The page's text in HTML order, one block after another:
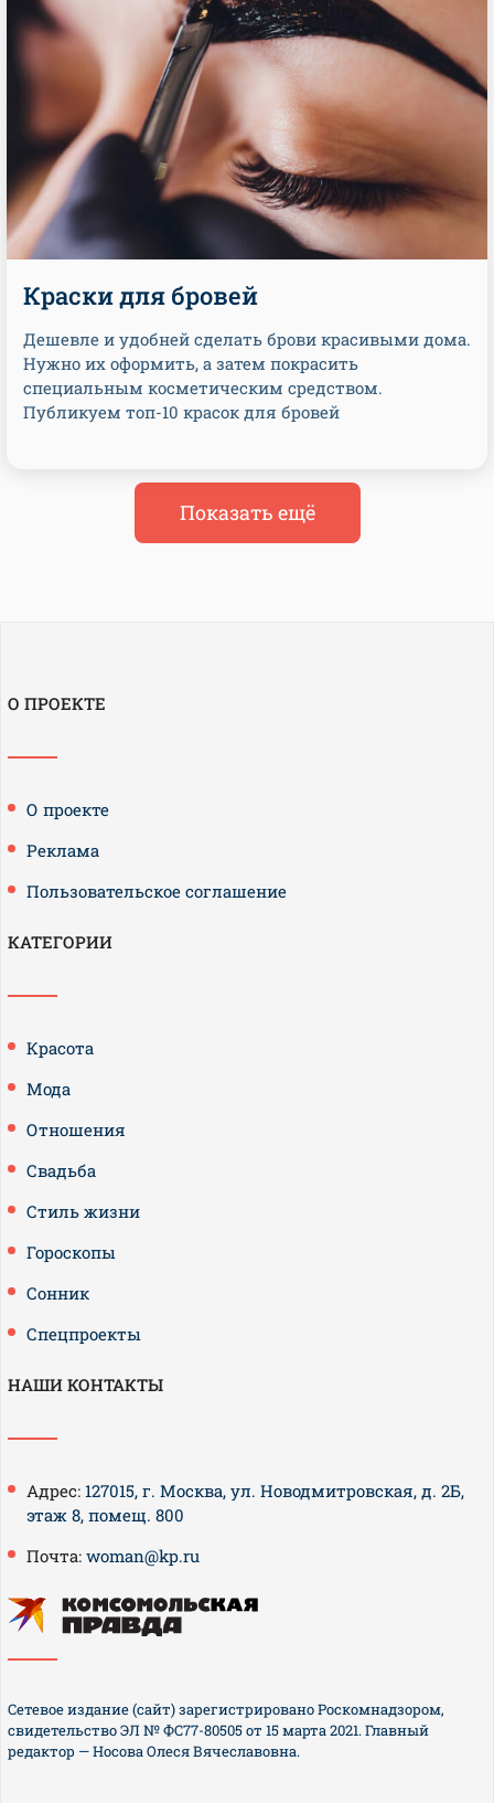
Краски для бровей
Дешевле и удобней сделать брови красивыми дома.
Нужно их оформить, а затем покрасить
специальным косметическим средством.
Публикуем топ-10 красок для бровей
Показать ещё
О ПРОЕКТЕ
О проекте
Реклама
Пользовательское соглашение
КАТЕГОРИИ
Красота
Мода
Отношения
Свадьба
Стиль жизни
Гороскопы
Сонник
Спецпроекты
НАШИ КОНТАКТЫ
Адрес: 127015, г. Москва, ул. Новодмитровская, д. 2Б,
этаж 8, помещ. 800
Почта: woman@kp.ru
Сетевое издание (сайт) зарегистрировано Роскомнадзором,
свидетельство ЭЛ № ФС77-80505 от 15 марта 2021. Главный
редактор — Носова Олеся Вячеславовна.